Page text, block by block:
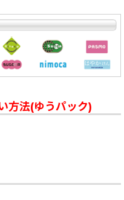
方法(ゆうパック)